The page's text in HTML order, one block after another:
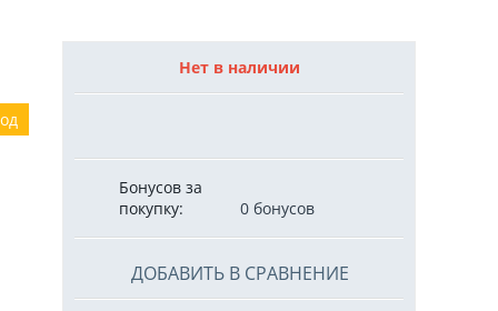
Нет в наличии
Бонусов за
покупку:
0 бонусов
ДОБАВИТЬ В СРАВНЕНИЕ